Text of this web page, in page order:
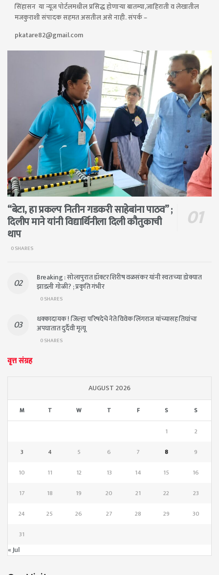
सिंहासन या न्यूज पोर्टलमधील प्रसिद्ध होणाऱ्या बातम्या,जाहिराती व लेखातील
मजकुराशी संपादक सहमत असतील असे नाही. संपर्क –
pkatare82@gmail.com
“बेटा, हा प्रकल्प नितीन गडकरी साहेबांना पाठव” ;
दिलीप माने यांनी विद्यार्थिनीला दिली कौतुकाची
थाप
0 SHARES
Breaking : सोलापुरात डॉक्टर शिरीष वळसंकर यांनी स्वतःच्या डोक्यात
झाडली गोळी? ; प्रकृति गंभीर
0 SHARES
धक्कादायक ! जिल्हा परिषदेचे नेते विवेक लिंगराज यांच्यासह तिघांचा
अपघातात दुर्दैवी मृत्यू
0 SHARES
वृत्त संग्रह
AUGUST 2026
M T W T F S S
1
2
3
4 5 6 7 8
9
10
11 12 13 14 15
16
17
18 19 20 21 22
23
24
25 26 27 28 29
30
31
« Jul